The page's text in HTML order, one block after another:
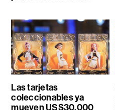
Las tarjetas
coleccionables ya
mueven US$30.000